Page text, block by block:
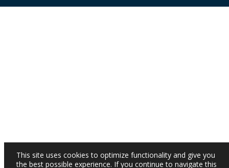
This site uses cookies to optimize functionality and give you
the best possible experience. If you continue to navigate this